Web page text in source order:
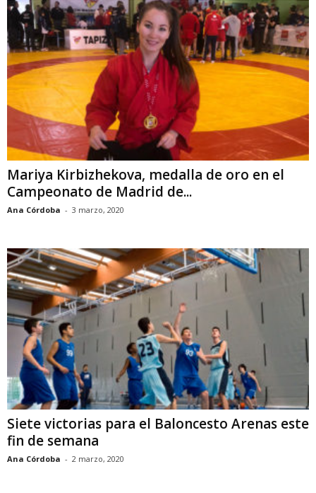
Mariya Kirbizhekova, medalla de oro en el
Campeonato de Madrid de...
Ana Córdoba - 3 marzo, 2020
Siete victorias para el Baloncesto Arenas este
fin de semana
Ana Córdoba - 2 marzo, 2020